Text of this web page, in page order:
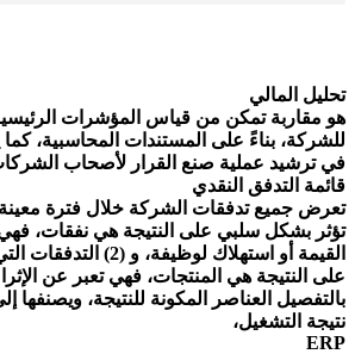
تحليل المالي
هو مقاربة تمكن من قياس المؤشرات
للشركة، بناءً على المستندات المحاسبية، كما
في ترشيد عملية صنع القرار لأصحاب
قائمة التدفق النقدي
تؤثر بشكل سلبي على النتيجة هي نفقات،
القيمة أو استهلاك
على النتيجة هي المنتجات، فهي تعبر عن
نتيجة التشغيل،
ERP